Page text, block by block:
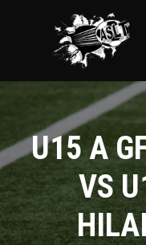
U15 A
VS